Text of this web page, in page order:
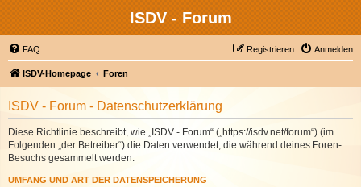
ISDV - Forum
FAQ Anmelden
Registrieren
ISDV-Homepage Foren
ISDV - Forum - Datenschutzerklärung
Diese Richtlinie beschreibt, wie „ISDV - Forum“ („https://isdv.net/forum“) (im
Folgenden „der Betreiber“) die Daten verwendet, die während deines Foren-
Besuchs gesammelt werden.
UMFANG UND ART DER DATENSPEICHERUNG